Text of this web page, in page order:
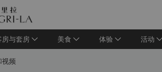
房与套房 美食 体验 活动
视频